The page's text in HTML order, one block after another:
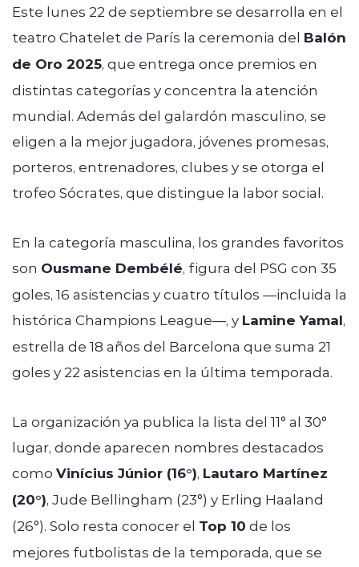
Este lunes 22 de septiembre se desarrolla en el
teatro Chatelet de París la ceremonia del Balón
de Oro 2025, que entrega once premios en
distintas categorías y concentra la atención
mundial. Además del galardón masculino, se
eligen a la mejor jugadora, jóvenes promesas,
porteros, entrenadores, clubes y se otorga el
trofeo Sócrates, que distingue la labor social.
En la categoría masculina, los grandes favoritos
son Ousmane Dembélé, figura del PSG con 35
goles, 16 asistencias y cuatro títulos —incluida la
histórica Champions League—, y Lamine Yamal,
estrella de 18 años del Barcelona que suma 21
goles y 22 asistencias en la última temporada.
La organización ya publica la lista del 11° al 30°
lugar, donde aparecen nombres destacados
como Vinícius Júnior (16°), Lautaro Martínez
(20°), Jude Bellingham (23°) y Erling Haaland
(26°). Solo resta conocer el Top 10 de los
mejores futbolistas de la temporada, que se